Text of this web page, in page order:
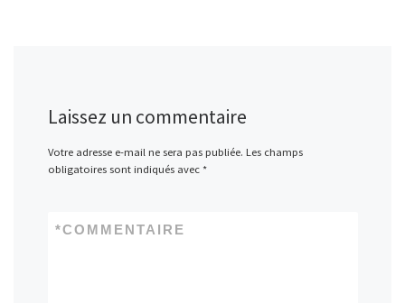
Laissez un commentaire
Votre adresse e-mail ne sera pas publiée. Les champs
obligatoires sont indiqués avec *
COMMENTAIRE
*